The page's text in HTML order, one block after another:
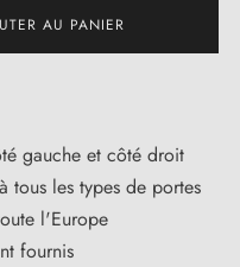
AU PANIER
gauche et côté droit
tous les types de portes
l'Europe
fournis